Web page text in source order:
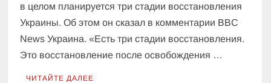
в целом планируется три стадии восстановления
Украины. Об этом он сказал в комментарии BBC
News Украина. «Есть три стадии восстановления.
Это восстановление после освобождения …
ЧИТАЙТЕ ДАЛЕЕ